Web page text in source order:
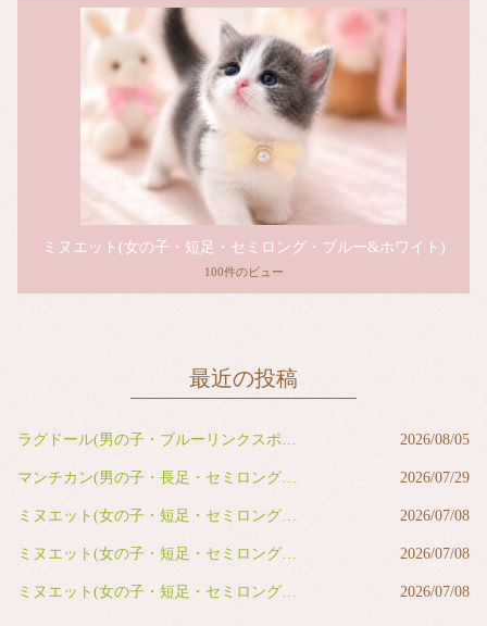
ミヌエット(女の子・短足・セミロング・ブルー&ホワイト)
100件のビュー
最近の投稿
2026/08/05
2026/07/29
2026/07/08
ミヌエット(女の子・短足・セミロング・ブルー&ホワイト) 2026/07/08
2026/07/08